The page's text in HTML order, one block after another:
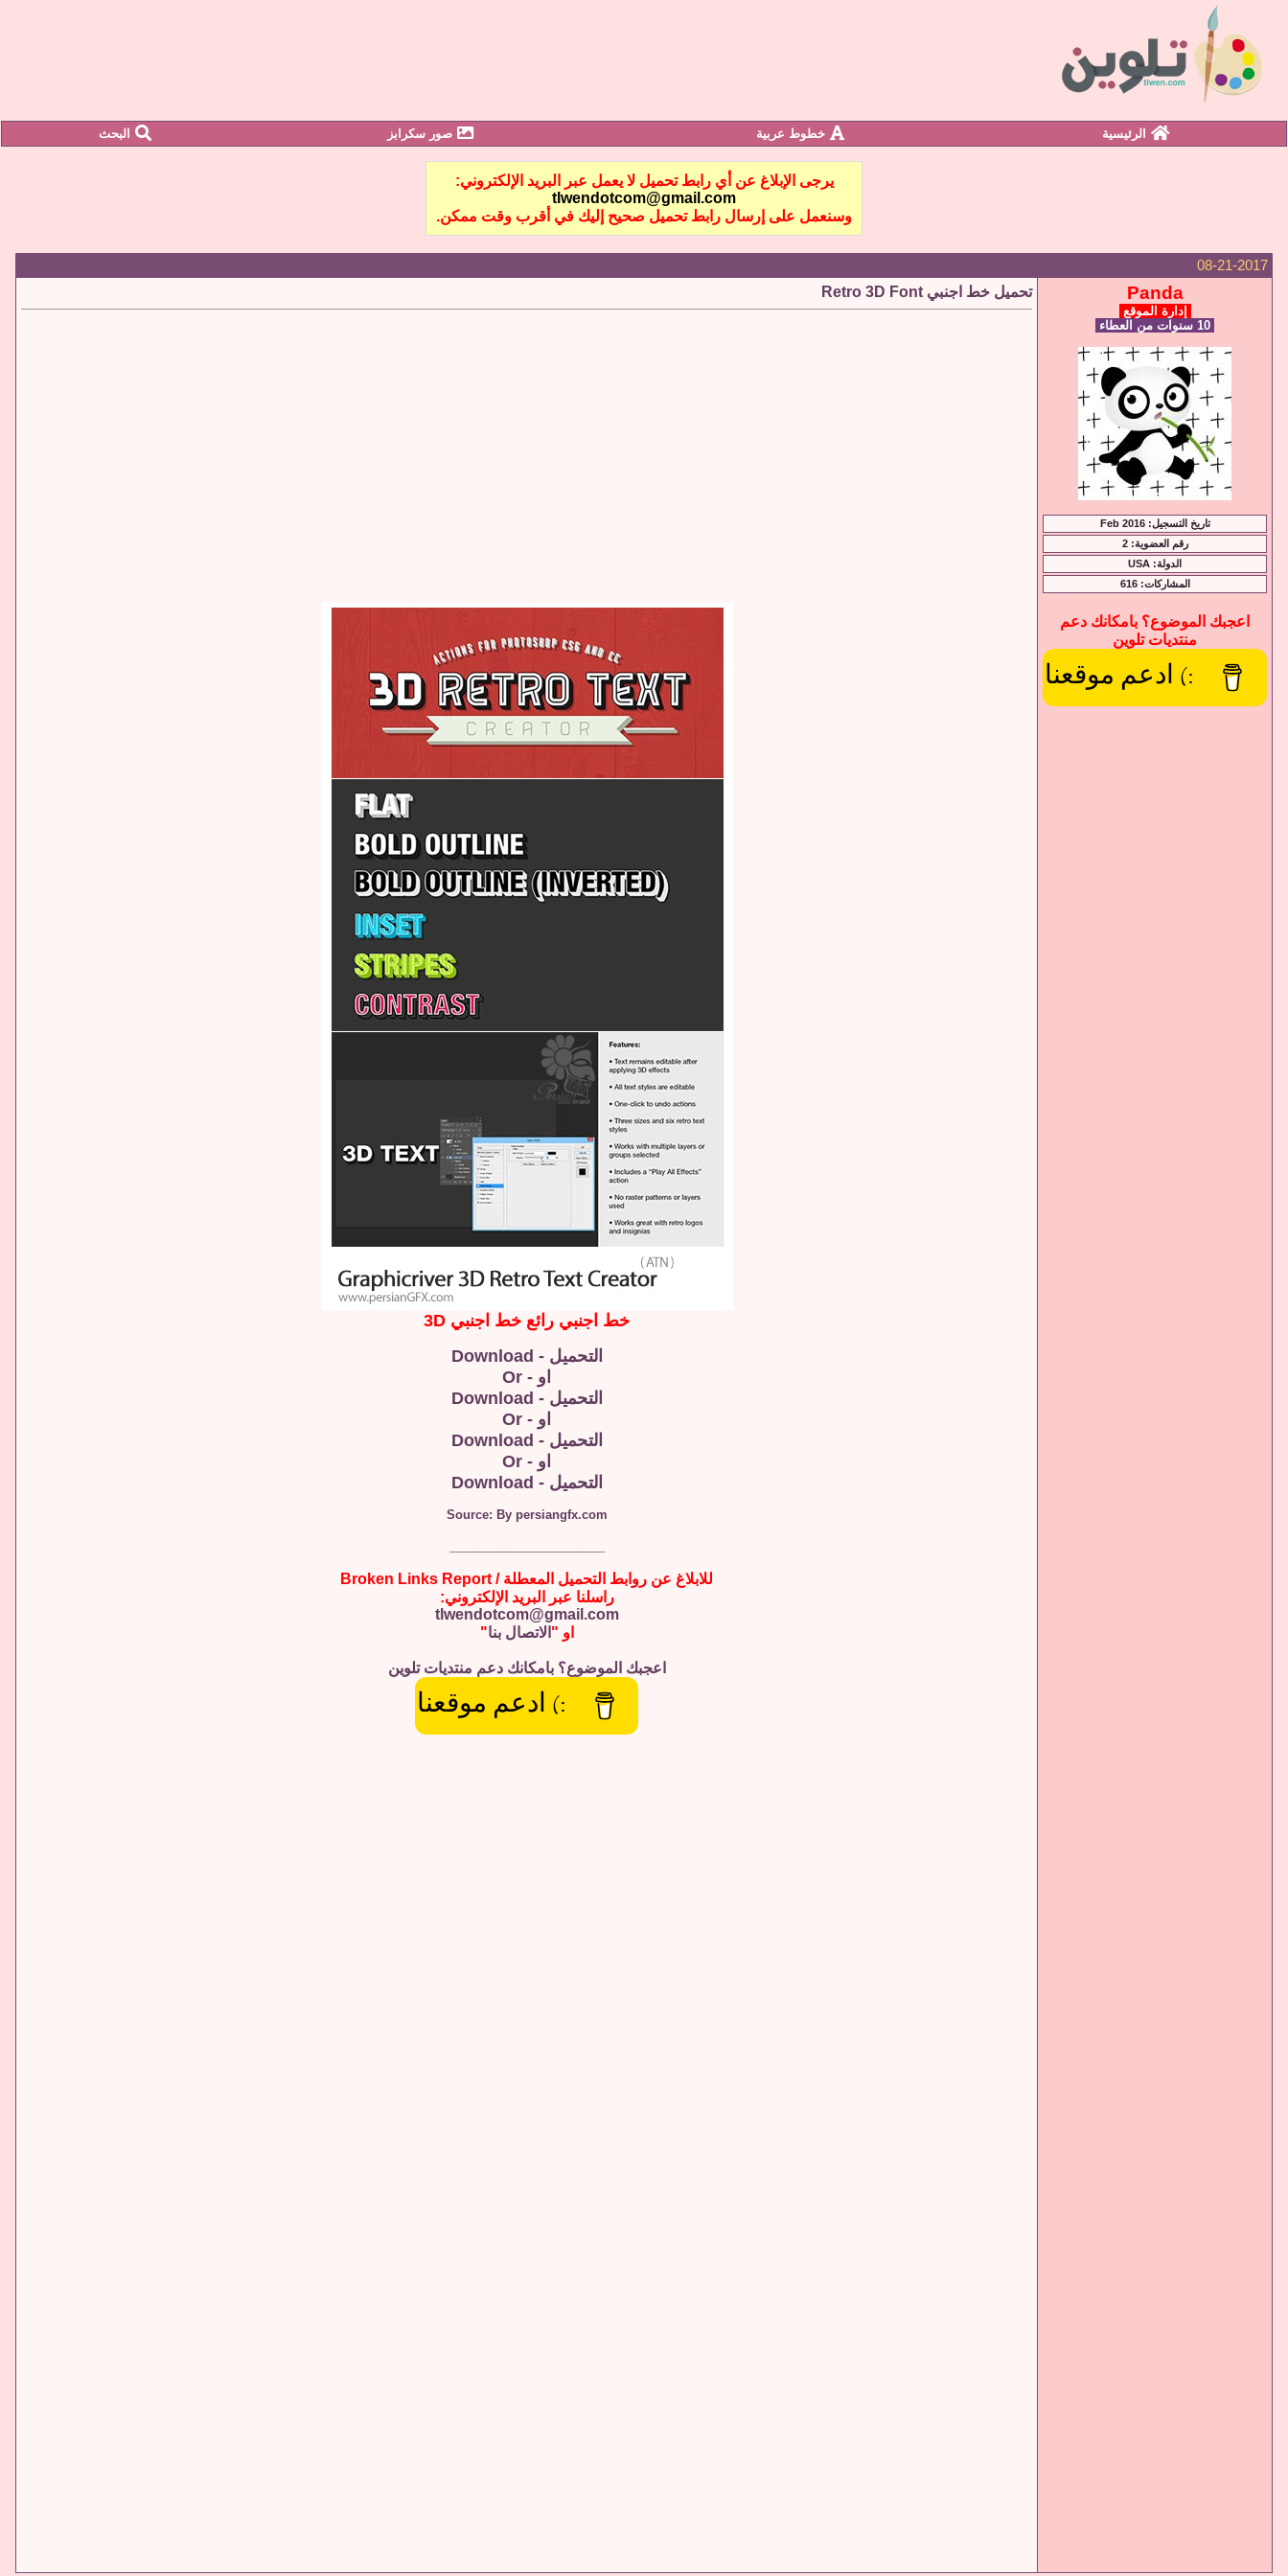
الرئيسية خطوط عربية صور سكرابز البحث
يرجى الإبلاغ عن أي رابط تحميل لا يعمل عبر البريد الإلكتروني:
tlwendotcom@gmail.com
وسنعمل على إرسال رابط تحميل صحيح إليك في أقرب وقت ممكن.
08-21-2017
Panda
إدارة الموقع
تاريخ التسجيل: Feb 2016
رقم العضوية: 2
الدولة: USA
المشاركات: 616
اعجبك الموضوع؟ بامكانك دعم
منتديات تلوين
:) ادعم موقعنا
تحميل خط اجنبي Retro 3D Font
خط اجنبي رائع خط اجنبي 3D
التحميل - Download
او - Or
التحميل - Download
او - Or
التحميل - Download
او - Or
التحميل - Download
Source: By persiangfx.com
للابلاغ عن روابط التحميل المعطلة / Broken Links Report
راسلنا عبر البريد الإلكتروني:
tlwendotcom@gmail.com
او " الاتصال بنا"
اعجبك الموضوع؟ بامكانك دعم منتديات تلوين
:) ادعم موقعنا